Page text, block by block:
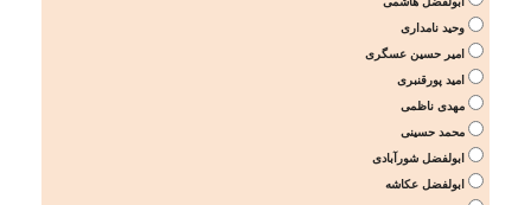
وحید نامداری
امیر حسین عسگری
امید پورقنبری
مهدی ناظمی
محمد حسینی
ابولفضل شورآبادی
ابولفضل عکاشه